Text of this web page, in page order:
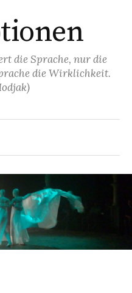
die Sprache, nur die
die Wirklichkeit.